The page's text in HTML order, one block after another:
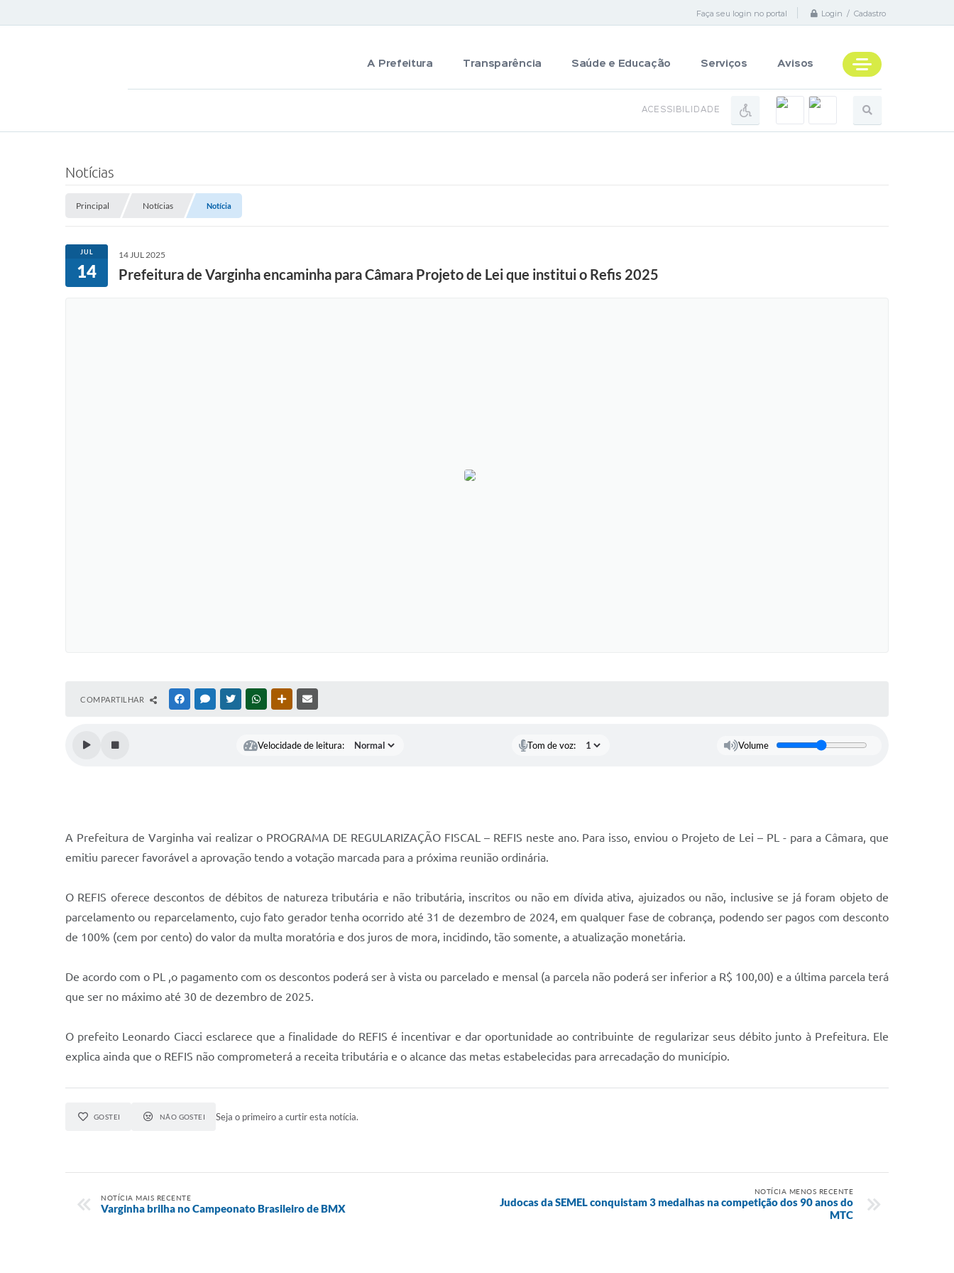
Faça seu login no portal Login / Cadastro
A Prefeitura Transparência Saúde e Educação Serviços Avisos
ACESSIBILIDADE
Notícias
Principal Notícias Notícia
JUL
14
14 JUL 2025
Prefeitura de Varginha encaminha para Câmara Projeto de Lei que institui o Refis 2025
COMPARTILHAR FACEBOOKMESSENGER
TWITTERWHATSAPPOUTRAS MÍDIAS
Velocidade de leitura: Tom de voz: Volume
A Prefeitura de Varginha vai realizar o PROGRAMA DE REGULARIZAÇÃO FISCAL – REFIS neste ano. Para isso, enviou o Projeto de Lei – PL - para a Câmara, que
emitiu parecer favorável a aprovação tendo a votação marcada para a próxima reunião ordinária.
O REFIS oferece descontos de débitos de natureza tributária e não tributária, inscritos ou não em dívida ativa, ajuizados ou não, inclusive se já foram objeto de
parcelamento ou reparcelamento, cujo fato gerador tenha ocorrido até 31 de dezembro de 2024, em qualquer fase de cobrança, podendo ser pagos com desconto
de 100% (cem por cento) do valor da multa moratória e dos juros de mora, incidindo, tão somente, a atualização monetária.
De acordo com o PL ,o pagamento com os descontos poderá ser à vista ou parcelado e mensal (a parcela não poderá ser inferior a R$ 100,00) e a última parcela terá
que ser no máximo até 30 de dezembro de 2025.
O prefeito Leonardo Ciacci esclarece que a finalidade do REFIS é incentivar e dar oportunidade ao contribuinte de regularizar seus débito junto à Prefeitura. Ele
explica ainda que o REFIS não comprometerá a receita tributária e o alcance das metas estabelecidas para arrecadação do município.
GOSTEI NÃO GOSTEI Seja o primeiro a curtir esta notícia.
NOTÍCIA MAIS RECENTE
Varginha brilha no Campeonato Brasileiro de BMX
NOTÍCIA MENOS RECENTE
Judocas da SEMEL conquistam 3 medalhas na competição dos 90 anos do
MTC